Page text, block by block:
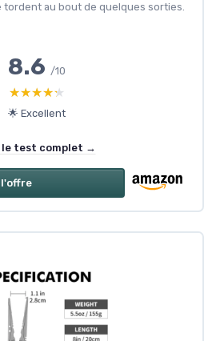
au bout de quelques sorties.
8.6 /10
★★★★★
★★★★★
🌟 Excellent
le test complet →
l'offre